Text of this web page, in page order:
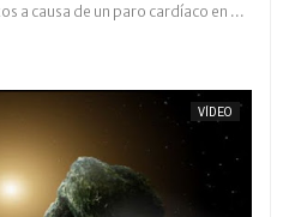
a causa de un paro cardíaco en ...
VÍDEO